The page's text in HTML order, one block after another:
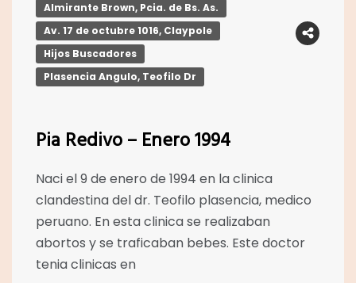
Almirante Brown, Pcia. de Bs. As.
Av. 17 de octubre 1016, Claypole
Hijos Buscadores
Plasencia Angulo, Teofilo Dr
Pia Redivo – Enero 1994
Naci el 9 de enero de 1994 en la clinica
clandestina del dr. Teofilo plasencia, medico
peruano. En esta clinica se realizaban
abortos y se traficaban bebes. Este doctor
tenia clinicas en